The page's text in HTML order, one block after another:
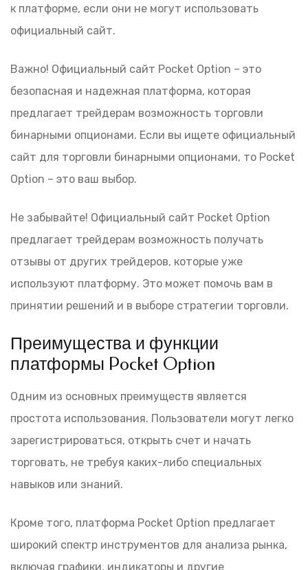
к платформе, если они не могут использовать
официальный сайт.
Важно! Официальный сайт Pocket Option – это
безопасная и надежная платформа, которая
предлагает трейдерам возможность торговли
бинарными опционами. Если вы ищете официальный
сайт для торговли бинарными опционами, то Pocket
Option – это ваш выбор.
Не забывайте! Официальный сайт Pocket Option
предлагает трейдерам возможность получать
отзывы от других трейдеров, которые уже
используют платформу. Это может помочь вам в
принятии решений и в выборе стратегии торговли.
Преимущества и функции
платформы Pocket Option
Одним из основных преимуществ является
простота использования. Пользователи могут легко
зарегистрироваться, открыть счет и начать
торговать, не требуя каких-либо специальных
навыков или знаний.
Кроме того, платформа Pocket Option предлагает
широкий спектр инструментов для анализа рынка,
включая графики, индикаторы и другие